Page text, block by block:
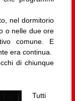
nel dormitorio
o nelle due ore
comune. E
era continua.
di chiunque
Tutti